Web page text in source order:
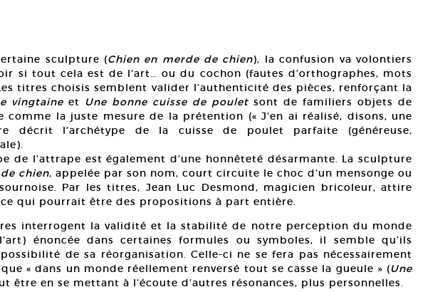
sculpture (Chien en merde de chien), la confusion va volontiers
si tout cela est de l’art… ou du cochon (fautes d’orthographes, mots
titres choisis semblent valider l’authenticité des pièces, renforçant la
vingtaine et Une bonne cuisse de poulet sont de familiers objets de
comme la juste mesure de la prétention (« J’en ai réalisé, disons, une
décrit l’archétype de la cuisse de poulet parfaite (généreuse,
de l’attrape est également d’une honnêteté désarmante. La sculpture
chien, appelée par son nom, court circuite le choc d’un mensonge ou
Par les titres, Jean Luc Desmond, magicien bricoleur, attire
qui pourrait être des propositions à part entière.
interrogent la validité et la stabilité de notre perception du monde
énoncée dans certaines formules ou symboles, il semble qu’ils
de sa réorganisation. Celle-ci ne se fera pas nécessairement
« dans un monde réellement renversé tout se casse la gueule » (Une
être en se mettant à l’écoute d’autres résonances, plus personnelles.